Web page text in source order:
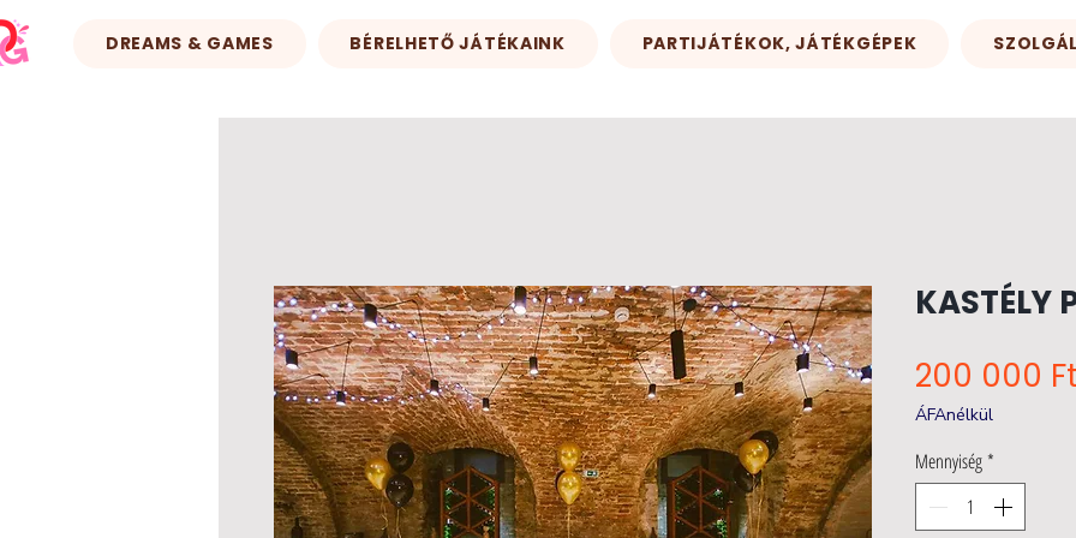
DREAMS & GAMES BÉRELHETŐ JÁTÉKAINK PARTIJÁTÉKOK, JÁTÉKGÉPEK
KASTÉLY
200 000 Ft
ÁFAnélkül
Mennyiség*